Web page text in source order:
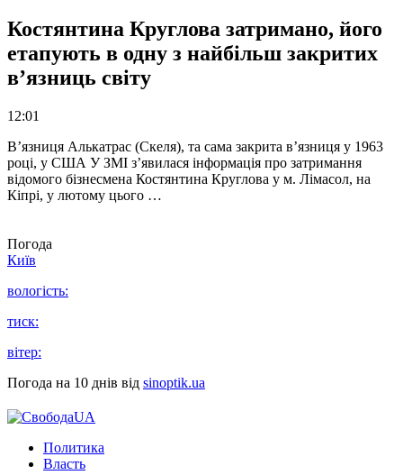
Костянтина Круглова затримано, його
етапують в одну з найбільш закритих
в’язниць світу
12:01
В’язниця Алькатрас (Скеля), та сама закрита в’язниця у 1963
році, у США У ЗМІ з’явилася інформація про затримання
відомого бізнесмена Костянтина Круглова у м. Лімасол, на
Кіпрі, у лютому цього …
Погода
Київ
вологість:
тиск:
вітер:
Погода на 10 днів від sinoptik.ua
Политика
Власть